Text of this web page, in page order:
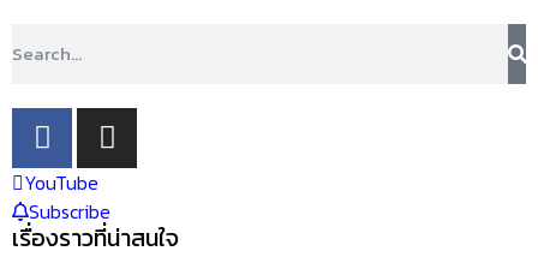
YouTube
Subscribe
เรื่องราวที่น่าสนใจ